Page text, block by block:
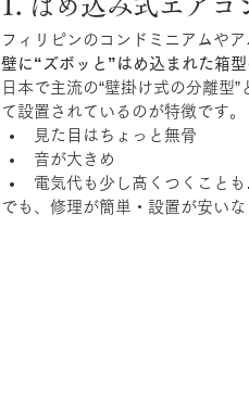
1. はめ込み式エアコ
フィリピンのコンドミニアムや
壁に“ズボッと”はめ込まれた箱
日本で主流の“壁掛け式の分離型”
て設置されているのが特徴です。
見た目はちょっと無骨
音が大きめ
電気代も少し高くつくこと
でも、修理が簡単・設置が安い